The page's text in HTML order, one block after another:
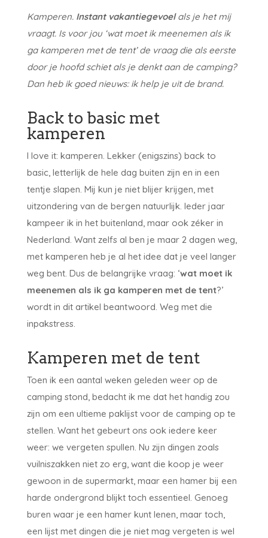
Kamperen.Instant vakantiegevoelals je het mij
vraagt. Is voor jou ‘wat moet ik meenemen als ik
ga kamperen met de tent’ de vraag die als eerste
door je hoofd schiet als je denkt aan de camping?
Dan heb ik goed nieuws: ik help je uit de brand.
Back to basic met
kamperen
I love it: kamperen. Lekker (enigszins) back to
basic, letterlijk de hele dag buiten zijn en in een
tentje slapen. Mij kun je niet blijer krijgen, met
uitzondering van de bergen natuurlijk. Ieder jaar
kampeer ik in het buitenland, maar ook zéker in
Nederland. Want zelfs al ben je maar 2 dagen weg,
met kamperen heb je al het idee dat je veel langer
weg bent. Dus de belangrijke vraag: ‘wat moet ik
meenemen als ik ga kamperen met de tent?’
wordt in dit artikel beantwoord. Weg met die
inpakstress.
Kamperen met de tent
Toen ik een aantal weken geleden weer op de
camping stond, bedacht ik me dat het handig zou
zijn om een ultieme paklijst voor de camping op te
stellen. Want het gebeurt ons ook iedere keer
weer: we vergeten spullen. Nu zijn dingen zoals
vuilniszakken niet zo erg, want die koop je weer
gewoon in de supermarkt, maar een hamer bij een
harde ondergrond blijkt toch essentieel. Genoeg
buren waar je een hamer kunt lenen, maar toch,
een lijst met dingen die je niet mag vergeten is wel